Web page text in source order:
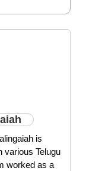
is
various Telugu
worked as a